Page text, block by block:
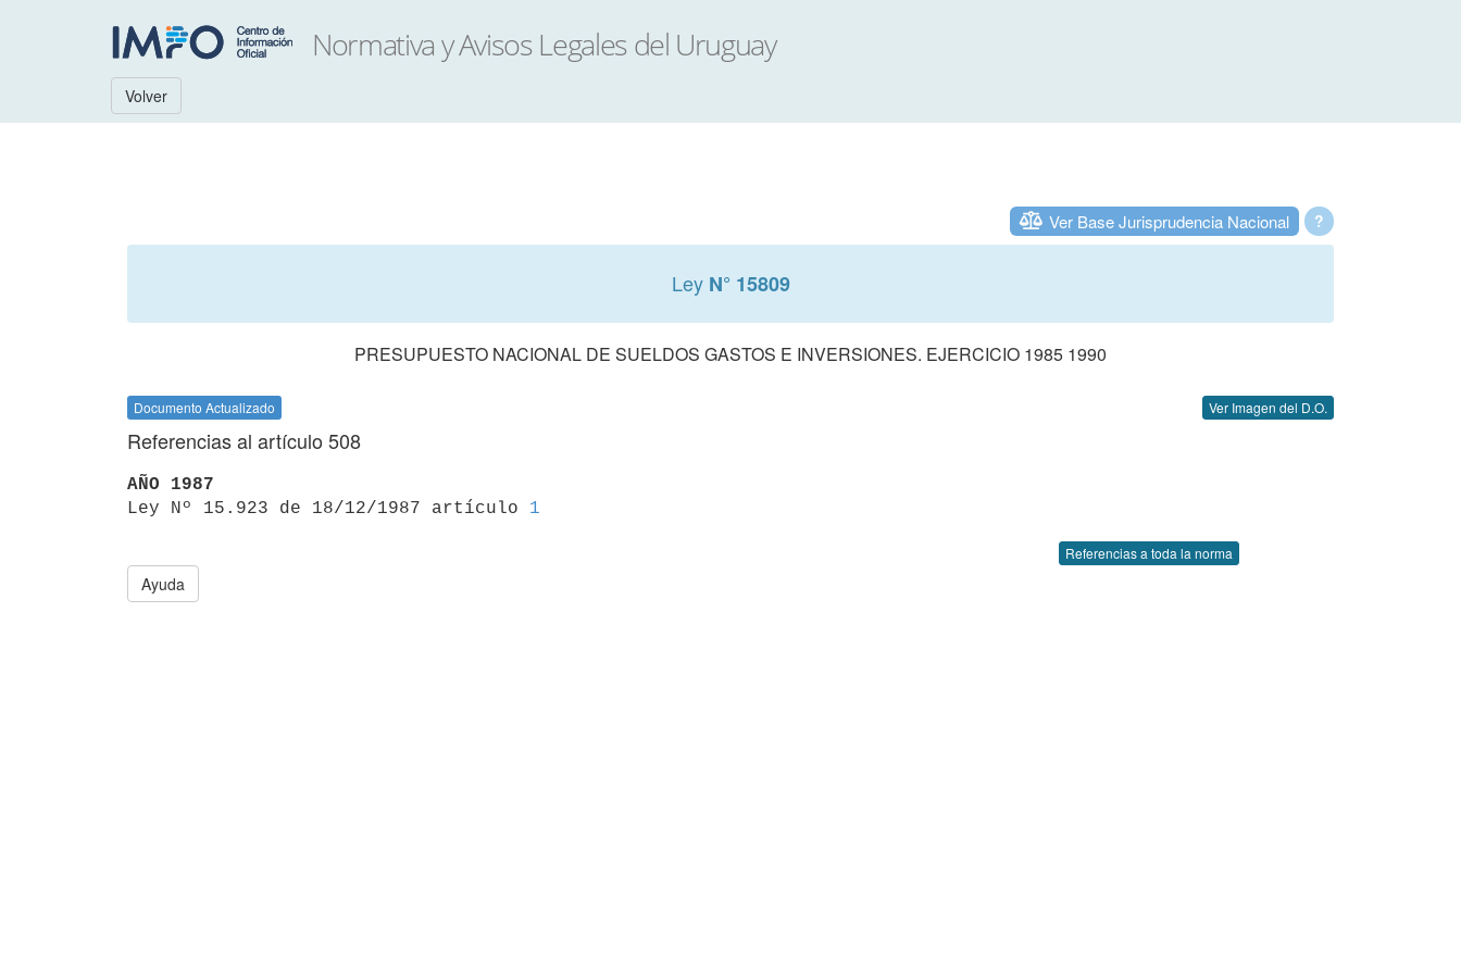
Volver
?
Ver Base Jurisprudencia Nacional
Ley N° 15809
PRESUPUESTO NACIONAL DE SUELDOS GASTOS E INVERSIONES. EJERCICIO 1985 1990
Documento Actualizado Ver Imagen del D.O.
Referencias al artículo 508
AÑO 1987
Ley Nº 15.923 de 18/12/1987 artículo 1
Referencias a toda la norma
Ayuda